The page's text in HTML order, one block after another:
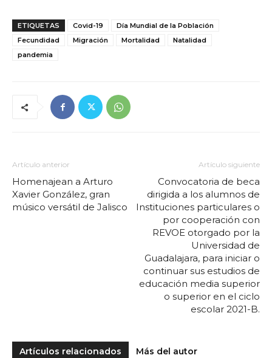
ETIQUETAS Covid-19
Día Mundial de la Población
Fecundidad
Migración Mortalidad
Natalidad
pandemia
Artículo anterior
Homenajean a Arturo
Xavier González, gran
músico versátil de Jalisco
Artículo siguiente
Convocatoria de beca
dirigida a los alumnos de
Instituciones particulares o
por cooperación con
REVOE otorgado por la
Universidad de
Guadalajara, para iniciar o
continuar sus estudios de
educación media superior
o superior en el ciclo
escolar 2021-B.
Artículos relacionados Más del autor